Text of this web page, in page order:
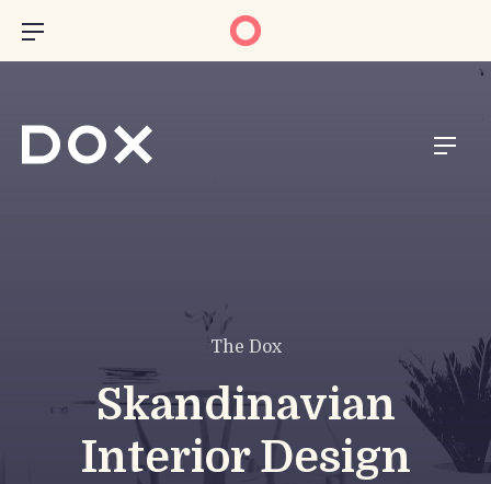
BAR NAVIGATION
The Dox
Skandinavian
Interior Design